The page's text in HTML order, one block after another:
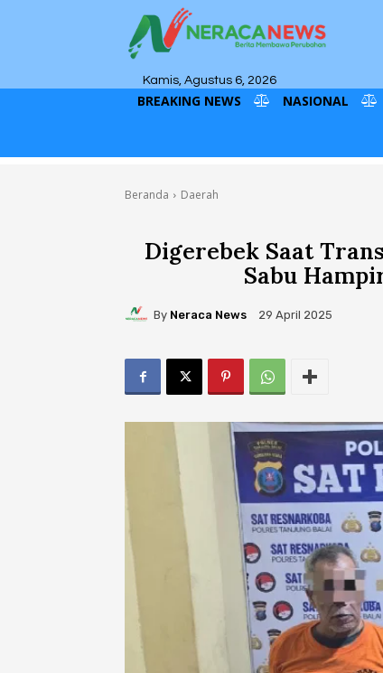
Kamis, Agustus 6, 2026
BREAKING NEWS NASIONAL
Beranda Daerah
Digerebek Saat
Sabu
By Neraca News 29 April 2025